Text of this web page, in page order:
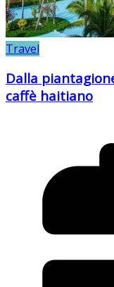
Travel
Dalla
caffè haitiano